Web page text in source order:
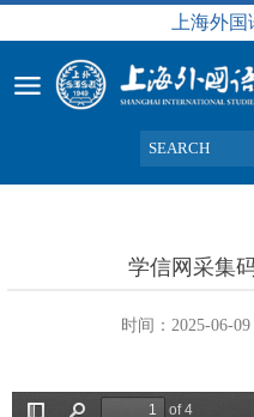
上海外
学信网采集
时间：2025-06-09